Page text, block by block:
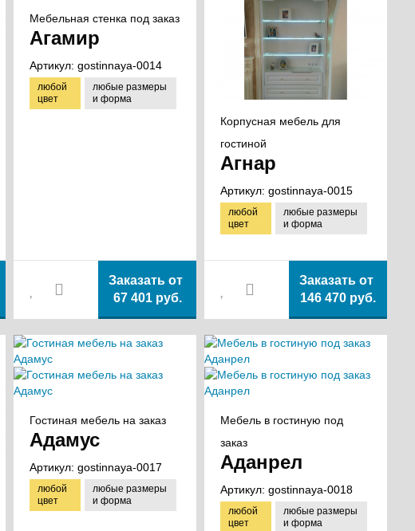
Мебельная стенка под заказ
Агамир
Артикул:gostinnaya-0014
любой
цвет
любые размеры
и форма
Заказать от
67 401 руб.
Корпусная мебель для
гостиной
Агнар
Артикул:gostinnaya-0015
любой
цвет
любые размеры
и форма
Заказать от
146 470 руб.
Гостиная мебель на заказ
Адамус
Артикул:gostinnaya-0017
любой
цвет
любые размеры
и форма
Мебель в гостиную под
заказ
Аданрел
Артикул:gostinnaya-0018
любой
цвет
любые размеры
и форма